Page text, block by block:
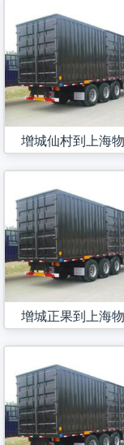
增城仙村到上海
增城正果到上海